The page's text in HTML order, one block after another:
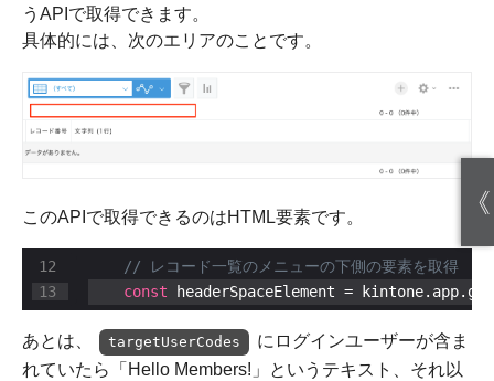
うAPIで取得できます。
具体的には、次のエリアのことです。
このAPIで取得できるのはHTML要素です。
const headerSpaceElement =
あとは、 targetUserCodes
にログインユーザーが含ま
れていたら「Hello Members!」というテキスト、それ以
《